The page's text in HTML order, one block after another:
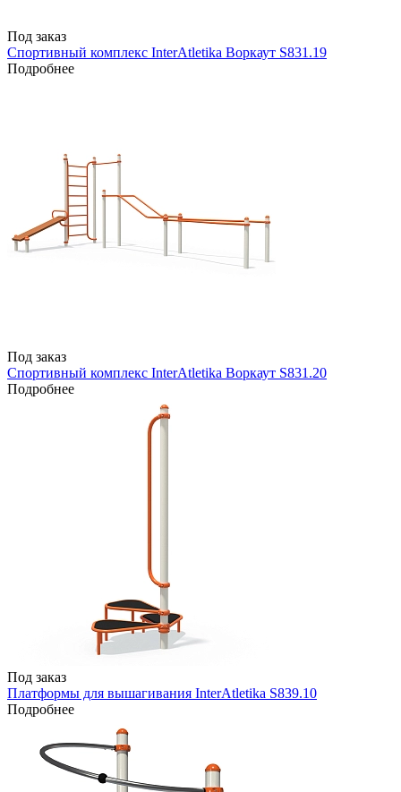
Под заказ
Спортивный комплекс InterAtletika Воркаут S831.19
Подробнее
Под заказ
Спортивный комплекс InterAtletika Воркаут S831.20
Подробнее
Под заказ
Платформы для вышагивания InterAtletika S839.10
Подробнее